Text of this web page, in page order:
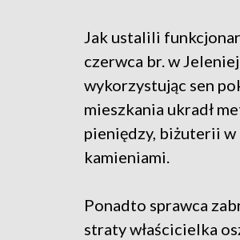
Jak ustalili
czerwca br. w
wykorzystując sen
mieszkania ukradł
pieniędzy, biżuterii w
kamieniami.
Ponadto sprawca
straty właścicielka